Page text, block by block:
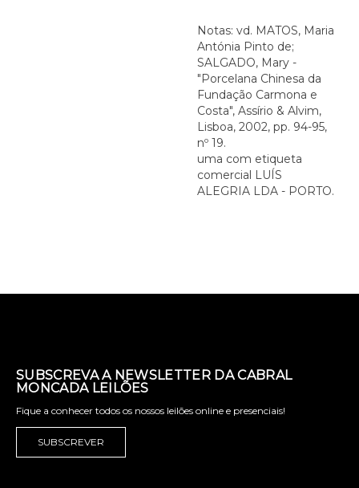
Notas: vd. MATOS, Maria
Antónia Pinto de;
SALGADO, Mary -
"Porcelana Chinesa da
Fundação Carmona e
Costa", Assírio & Alvim,
Lisboa, 2002, pp. 94-95,
nº 19.
uma com etiqueta
comercial LUÍS
ALEGRIA LDA - PORTO.
SUBSCREVA A NEWSLETTER DA CABRAL
MONCADA LEILÕES
Fique a conhecer todos os nossos leilões online e presenciais!
SUBSCREVER